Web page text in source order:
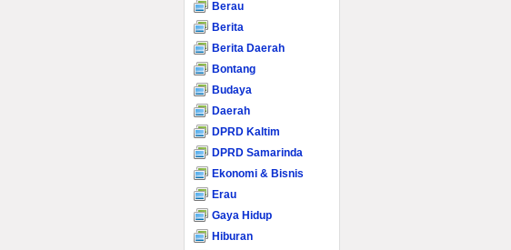
Berau
Berita
Berita Daerah
Bontang
Budaya
Daerah
DPRD Kaltim
DPRD Samarinda
Ekonomi & Bisnis
Erau
Gaya Hidup
Hiburan